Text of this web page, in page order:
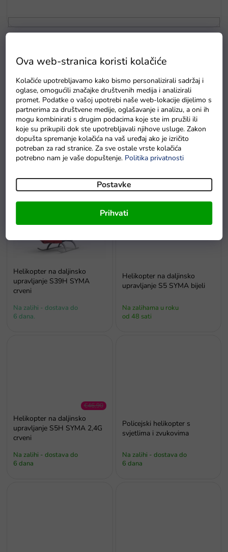
Ova web-stranica koristi kolačiće
Kolačiće upotrebljavamo kako bismo personalizirali sadržaj i
oglase, omogućili značajke društvenih medija i analizirali
promet. Podatke o vašoj upotrebi naše web-lokacije dijelimo s
partnerima za društvene medije, oglašavanje i analizu, a oni ih
mogu kombinirati s drugim podacima koje ste im pružili ili
koje su prikupili dok ste upotrebljavali njihove usluge. Zakon
dopušta spremanje kolačića na vaš uređaj ako je izričito
potreban za rad stranice. Za sve ostale vrste kolačića
potrebno nam je vaše dopuštenje. Politika privatnosti
Postavke
Prihvati
o
i
Helikopter na daljinsko
upravljanje S5 SYMA crveni
Na zalihi - dostava do
€46,90
–25 %
Helikopter na daljinsko
upravljanje S109G SYMA
zeleni
Na zalihi - dostava do
Helikopter na daljinsko
upravljanje S39H SYMA
crveni
Na zalihi - dostava do
6 dana.
Helikopter na daljinsko
upravljanje S5 SYMA bijeli
Na zalihama u roku
od 48 sati
€46,90
Helikopter na daljinsko
upravljanje S5H SYMA 2,4G
crveni
Na zalihi - dostava do
6 dana
Policejski helikopter s
svjetlima i zvukovima
Na zalihi - dostava do
6 dana